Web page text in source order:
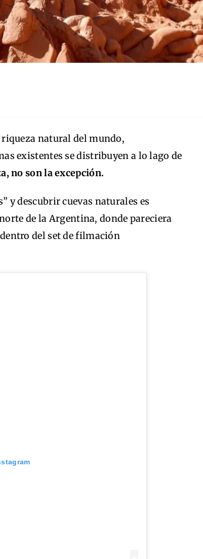
natural del mundo,
existentes se distribuyen a lo lago de
no son la excepción.
y descubrir cuevas naturales es
de la Argentina, donde pareciera
del set de filmación